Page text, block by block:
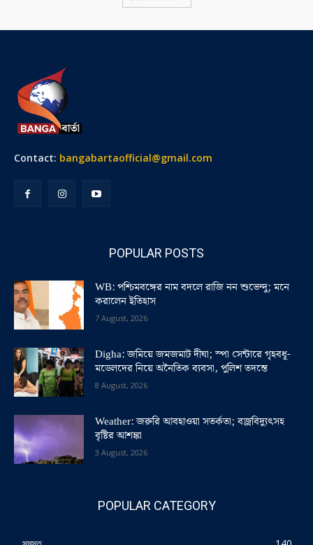
Contact: bangabartaofficial@gmail.com
POPULAR POSTS
WB: পশ্চিমবঙ্গের নাম বদলে রাজি নন শুভেন্দু; মনে
করালেন ইতিহাস
7 August, 2026
Digha: জমিয়ে জমজমাট দীঘা; স্পা সেন্টারে গৃহবধূ-
মডেলদের নিয়ে অনৈতিক ব্যবসা, পুলিশ তদন্তে
8 August, 2026
Weather: জরুরি আবহাওয়া সতর্কতা; বজ্রবিদ্যুৎসহ
বৃষ্টির আশঙ্কা
3 August, 2026
POPULAR CATEGORY